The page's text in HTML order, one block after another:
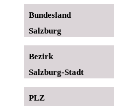
Bundesland
Salzburg
Bezirk
Salzburg-Stadt
PLZ